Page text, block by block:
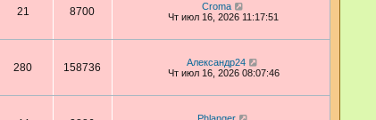
21 8700
Croma
Чт июл 16, 2026 11:17:51
280 158736
Александр24
Чт июл 16, 2026 08:07:46